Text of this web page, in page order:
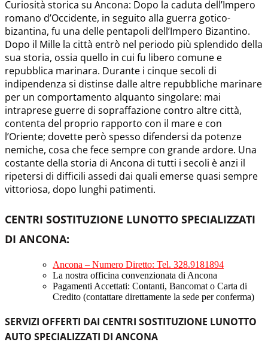
Curiosità storica su Ancona: Dopo la caduta dell’Impero
romano d’Occidente, in seguito alla guerra gotico-
bizantina, fu una delle pentapoli dell’Impero Bizantino.
Dopo il Mille la città entrò nel periodo più splendido della
sua storia, ossia quello in cui fu libero comune e
repubblica marinara. Durante i cinque secoli di
indipendenza si distinse dalle altre repubbliche marinare
per un comportamento alquanto singolare: mai
intraprese guerre di sopraffazione contro altre città,
contenta del proprio rapporto con il mare e con
l’Oriente; dovette però spesso difendersi da potenze
nemiche, cosa che fece sempre con grande ardore. Una
costante della storia di Ancona di tutti i secoli è anzi il
ripetersi di difficili assedi dai quali emerse quasi sempre
vittoriosa, dopo lunghi patimenti.
CENTRI SOSTITUZIONE LUNOTTO SPECIALIZZATI
DI ANCONA:
Ancona – Numero Diretto: Tel. 328.9181894
La nostra officina convenzionata di Ancona
Pagamenti Accettati: Contanti, Bancomat o Carta di
Credito (contattare direttamente la sede per conferma)
SERVIZI OFFERTI DAI CENTRI SOSTITUZIONE LUNOTTO
AUTO SPECIALIZZATI DI ANCONA